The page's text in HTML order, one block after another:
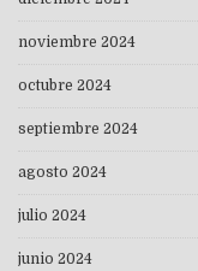
noviembre 2024
octubre 2024
septiembre 2024
agosto 2024
julio 2024
junio 2024